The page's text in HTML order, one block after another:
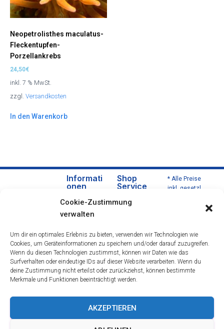
Cookie-Zustimmung
verwalten
Um dir ein optimales Erlebnis zu bieten, verwenden wir Technologien wie
Cookies, um Geräteinformationen zu speichern und/oder darauf zuzugreifen.
Wenn du diesen Technologien zustimmst, können wir Daten wie das
Surfverhalten oder eindeutige IDs auf dieser Website verarbeiten. Wenn du
deine Zustimmung nicht erteilst oder zurückziehst, können bestimmte
Merkmale und Funktionen beeinträchtigt werden.
AKZEPTIEREN
Neopetrolisthes maculatus-
Fleckentupfen-
Porzellankrebs
24,50€
inkl. 7 % MwSt.
zzgl. Versandkosten
In den Warenkorb
Informati
onen
uns
Daten
rung
Impre
ssum
Shop
Service
ngsbe
dingu
ngen
Wider
rufsre
cht
* Alle Preise
inkl. gesetzl.
Nachnahmeg
ebühren,
wenn nicht
anders
beschrieben.